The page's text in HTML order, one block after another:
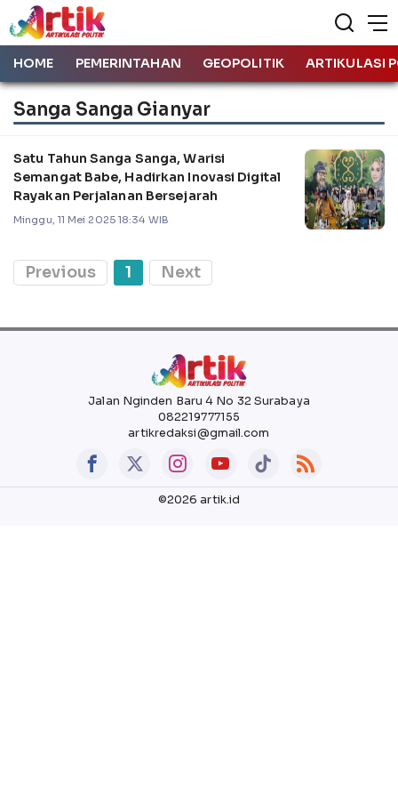
HOME PEMERINTAHAN GEOPOLITIK ARTIKULASI
Sanga Sanga Gianyar
Satu Tahun Sanga Sanga, Warisi
Semangat Babe, Hadirkan Inovasi Digital
Rayakan Perjalanan Bersejarah
Minggu, 11 Mei 2025 18:34 WIB
Previous 1 Next
Jalan Nginden Baru 4 No 32 Surabaya
082219777155
artikredaksi@gmail.com
©2026 artik.id